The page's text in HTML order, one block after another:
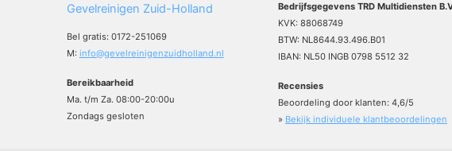
Gevelreinigen Zuid-Holland
Bel gratis: 0172-251069
M: info@gevelreinigenzuidholland.nl
Bereikbaarheid
Ma. t/m Za. 08:00-20:00u
Zondags gesloten
Bedrijfsgegevens TRD Multidiensten
KVK: 88068749
BTW: NL8644.93.496.B01
IBAN: NL50 INGB 0798 5512 32
Recensies
Beoordeling door klanten: 4,6/5
» Bekijk individuele klantbeoordelingen